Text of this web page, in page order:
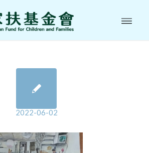
2022-06-02